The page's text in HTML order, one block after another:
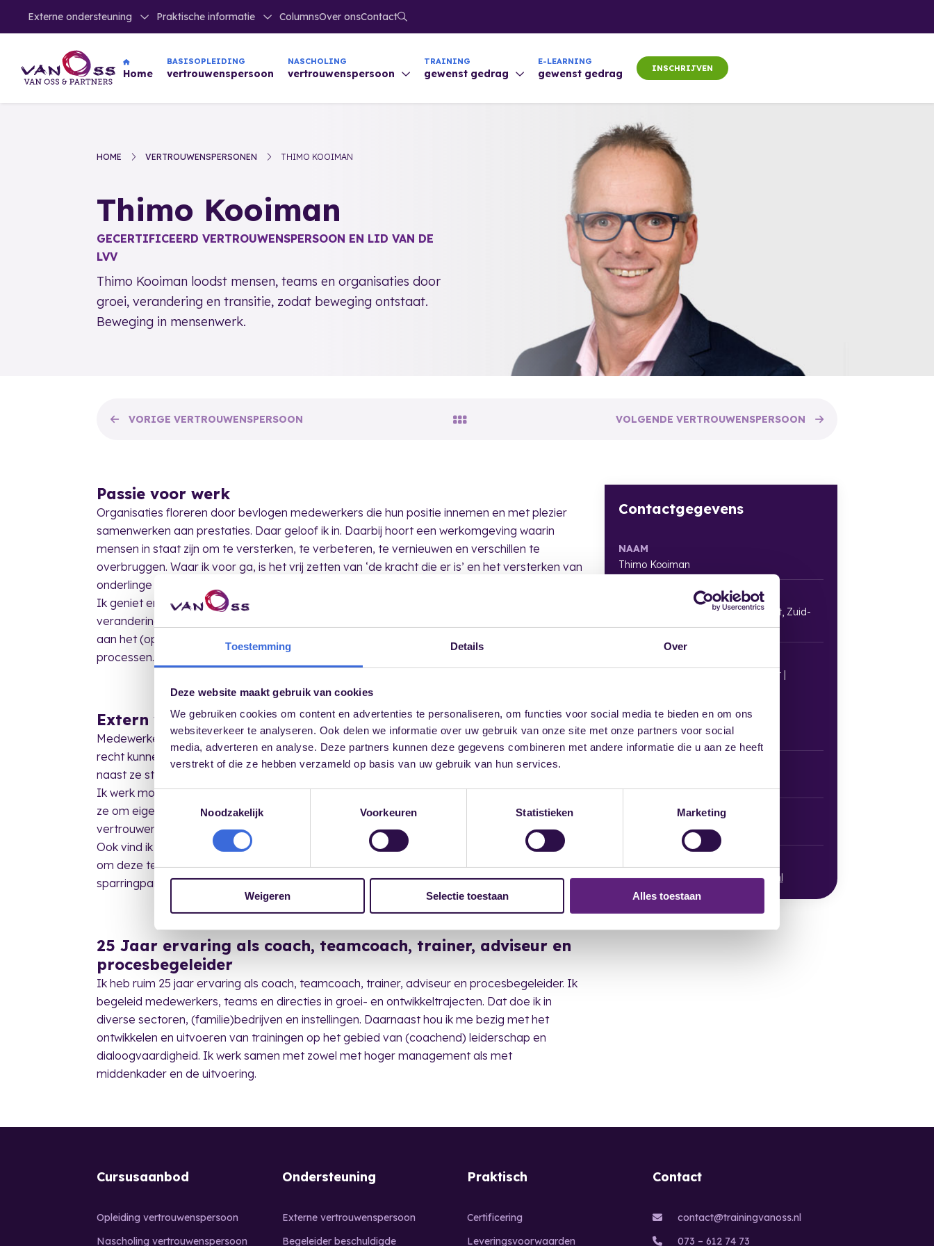
Toestemming Details Over
Deze website maakt gebruik van cookies
We gebruiken cookies om content en advertenties te personaliseren, om functies voor social media te bieden en om ons
websiteverkeer te analyseren. Ook delen we informatie over uw gebruik van onze site met onze partners voor social
media, adverteren en analyse. Deze partners kunnen deze gegevens combineren met andere informatie die u aan ze heeft
verstrekt of die ze hebben verzameld op basis van uw gebruik van hun services.
Toestemmingsselectie
Noodzakelijk
Voorkeuren Statistieken Marketing
Weigeren Selectie toestaan Alles toestaan
Home
BASISOPLEIDING
vertrouwenspersoon
NASCHOLING
vertrouwenspersoon
TRAINING
gewenst gedrag
E-LEARNING
gewenst gedrag INSCHRIJVEN
Externe ondersteuning Praktische informatie ColumnsOver onsContact
HOME VERTROUWENSPERSONEN THIMO KOOIMAN
Thimo Kooiman
GECERTIFICEERD VERTROUWENSPERSOON EN LID VAN DE
LVV
Thimo Kooiman loodst mensen, teams en organisaties door
groei, verandering en transitie, zodat beweging ontstaat.
Beweging in mensenwerk.
VORIGE VERTROUWENSPERSOON VOLGENDE VERTROUWENSPERSOON
Passie voor werk
Organisaties floreren door bevlogen medewerkers die hun positie innemen en met plezier
samenwerken aan prestaties. Daar geloof ik in. Daarbij hoort een werkomgeving waarin
mensen in staat zijn om te versterken, te verbeteren, te vernieuwen en verschillen te
overbruggen. Waar ik voor ga, is het vrij zetten van ‘de kracht die er is’ en het versterken van
onderlinge verhoudingen.
Ik geniet ervan wanneer mensen in beweging komen en verantwoordelijkheid nemen om
veranderingen in gang te zetten. Mijn ‘geluksmomenten’ ontstaan wanneer ik kan bijdragen
aan het (opnieuw) ontdekken van mogelijkheden en het losmaken van energie in complexe
processen.
Extern vertrouwenspersoon
Medewerkers hebben recht op een gezonde en veilige werkomgeving, waarin ze tot hun
recht kunnen komen. Daar waar dat onder druk komt te staan is het belangrijk dat iemand
naast ze staat. Iemand die ruimte biedt, luistert en erkenning geeft
Ik werk moeiteloos in alle lagen van een organisatie. Ik sta graag naast mensen en faciliteer
ze om eigen antwoorden te vinden en tot ‘nieuwe’ oplossingen te komen. Daarom ben ik
vertrouwenspersoon ongewenste omgangsvormen!
Ook vind ik het belangrijk dat medewerkers die misstanden signaleren, de veiligheid voelen
om deze te melden. Daarom ben ik als vertrouwenspersoon integriteit ook graag
sparringpartner.
25 Jaar ervaring als coach, teamcoach, trainer, adviseur en
procesbegeleider
Ik heb ruim 25 jaar ervaring als coach, teamcoach, trainer, adviseur en procesbegeleider. Ik
begeleid medewerkers, teams en directies in groei- en ontwikkeltrajecten. Dat doe ik in
diverse sectoren, (familie)bedrijven en instellingen. Daarnaast hou ik me bezig met het
ontwikkelen en uitvoeren van trainingen op het gebied van (coachend) leiderschap en
dialoogvaardigheid. Ik werk samen met zowel met hoger management als met
middenkader en de uitvoering.
Contactgegevens
NAAM
Thimo Kooiman
Gelderland, Noord Brabant, Utrecht, Zuid-
Holland
Thimo Kooiman / Kooiman Konnekt |
4207 WG
Gorinchem
TELEFOONNUMMER
06 43840098
https://www.kooimankonnekt.nl
Cursusaanbod
Opleiding vertrouwenspersoon
Nascholing vertrouwenspersoon
Ondersteuning
Externe vertrouwenspersoon
Begeleider beschuldigde
Praktisch
Certificering
Leveringsvoorwaarden
Contact
contact@trainingvanoss.nl
073 – 612 74 73